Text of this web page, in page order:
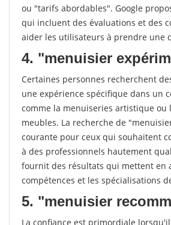
ou "tarifs abordables". Google
qui incluent des évaluations et des
aider les utilisateurs à prendre une
4. "menuisier
Certaines personnes recherchent
une expérience spécifique dans un
comme la menuiseries artistique ou
meubles. La recherche de
courante pour ceux qui souhaitent
à des professionnels hautement
fournit des résultats qui mettent en
compétences et les spécialisations
5. "menuisier
La confiance est primordiale